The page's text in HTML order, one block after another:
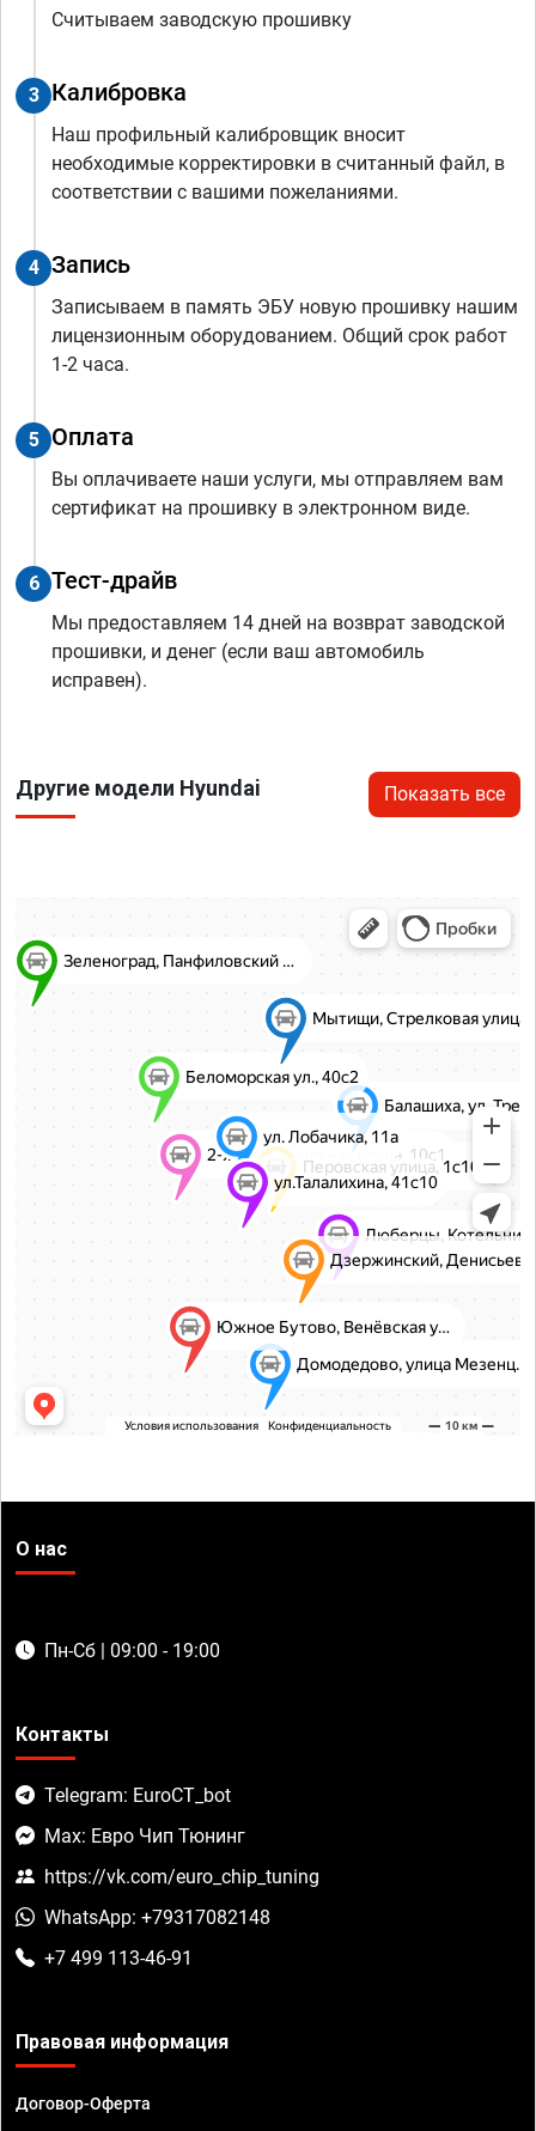
Считываем заводскую прошивку
3 Калибровка
Наш профильный калибровщик вносит
необходимые корректировки в считанный файл, в
соответствии с вашими пожеланиями.
4 Запись
Записываем в память ЭБУ новую прошивку нашим
лицензионным оборудованием. Общий срок работ
1-2 часа.
5 Оплата
Вы оплачиваете наши услуги, мы отправляем вам
сертификат на прошивку в электронном виде.
6 Тест-драйв
Мы предоставляем 14 дней на возврат заводской
прошивки, и денег (если ваш автомобиль
исправен).
Другие модели Hyundai Показать все
О нас
Пн-Сб | 09:00 - 19:00
Контакты
Telegram: EuroCT_bot
Max: Евро Чип Тюнинг
https://vk.com/euro_chip_tuning
WhatsApp: +79317082148
+7 499 113-46-91
Правовая информация
Договор-Оферта